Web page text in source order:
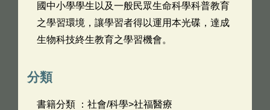
國中小學學生以及一般民眾生命科學科普教育
之學習環境，讓學習者得以運用本光碟，達成
生物科技終生教育之學習機會。
分類
書籍分類 ：社會/科學>社福醫療